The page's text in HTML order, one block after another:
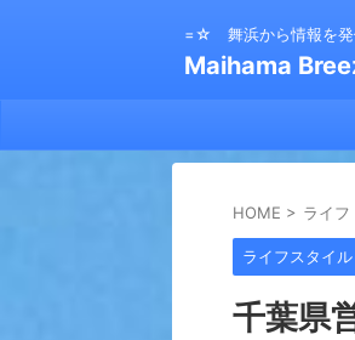
=☆ 舞浜から情報を
Maihama
HOME > ライフ
ライフスタイル
千葉県